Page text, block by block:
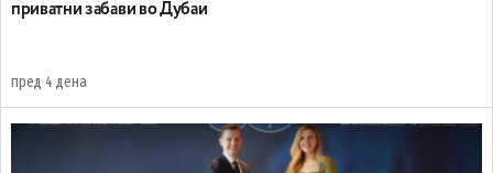
приватни забави во Дубаи
пред 4 дена